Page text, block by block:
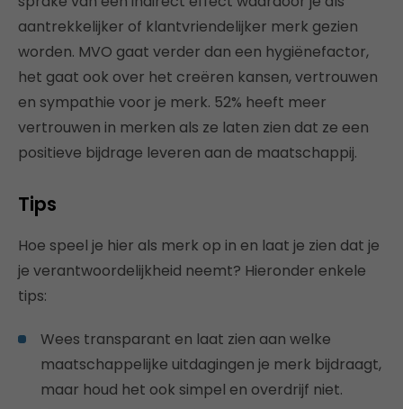
aantrekkelijker of klantvriendelijker merk gezien
worden. MVO gaat verder dan een hygiënefactor,
het gaat ook over het creëren kansen, vertrouwen
en sympathie voor je merk. 52% heeft meer
vertrouwen in merken als ze laten zien dat ze een
positieve bijdrage leveren aan de maatschappij.
Tips
Hoe speel je hier als merk op in en laat je zien dat je
je verantwoordelijkheid neemt? Hieronder enkele
tips:
Wees transparant en laat zien aan welke
maatschappelijke uitdagingen je merk bijdraagt,
maar houd het ook simpel en overdrijf niet.